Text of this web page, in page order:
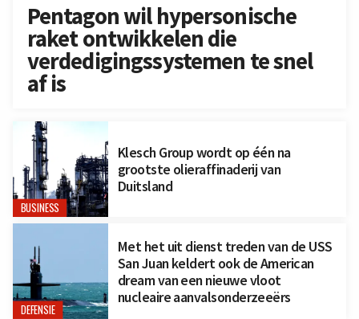
Pentagon wil hypersonische
raket ontwikkelen die
verdedigingssystemen te snel
af is
BUSINESS
Klesch Group wordt op één na
grootste olieraffinaderij van
Duitsland
DEFENSIE
Met het uit dienst treden van de USS
San Juan keldert ook de American
dream van een nieuwe vloot
nucleaire aanvalsonderzeeërs